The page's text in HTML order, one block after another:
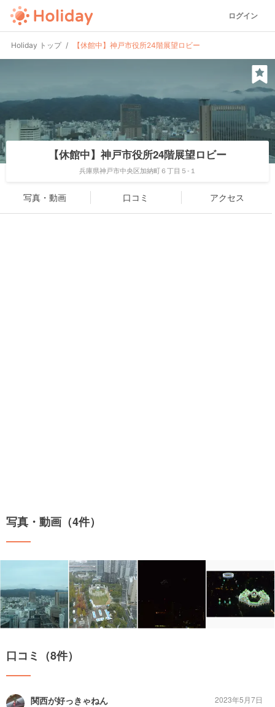
ログイン
Holiday トップ 【休館中】神戸市役所24階展望ロビー
【休館中】神戸市役所24階展望ロビー
兵庫県神戸市中央区加納町６丁目５-１
写真・動画 口コミ アクセス
写真・動画（4件）
口コミ（8件）
関西が好っきゃねん
2023年5月7日